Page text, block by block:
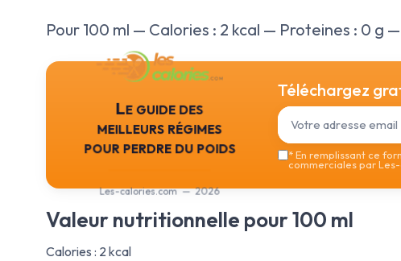
Pour 100 ml — Calories : 2 kcal — Proteines : 0 g
Le guide des
meilleurs régimes
pour perdre du poids
Les-calories.com — 2026
Téléchargez
*En remplissant ce
commerciales par
Valeur nutritionnelle pour 100 ml
Calories : 2 kcal